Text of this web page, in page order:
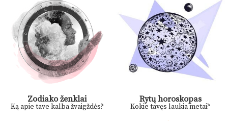
Zodiako ženklai
Ką apie tave kalba žvaigždės?
Rytų horoskopas
Kokie tavęs laukia metai?